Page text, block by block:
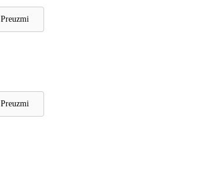
Preuzmi
Preuzmi